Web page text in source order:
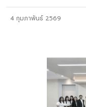
4 กุมภาพันธ์ 2569